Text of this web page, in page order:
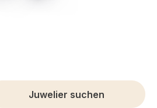
Gib den
Juwelier suchen